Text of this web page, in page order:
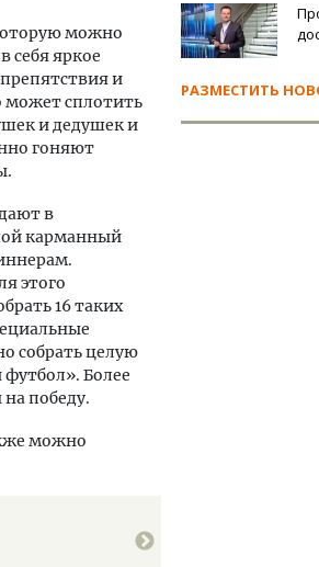
можно
себя яркое
и
может сплотить
и дедушек и
гоняют
в
карманный
этого
16 таких
собрать целую
Более
победу.
можно
РАЗМЕСТИТЬ